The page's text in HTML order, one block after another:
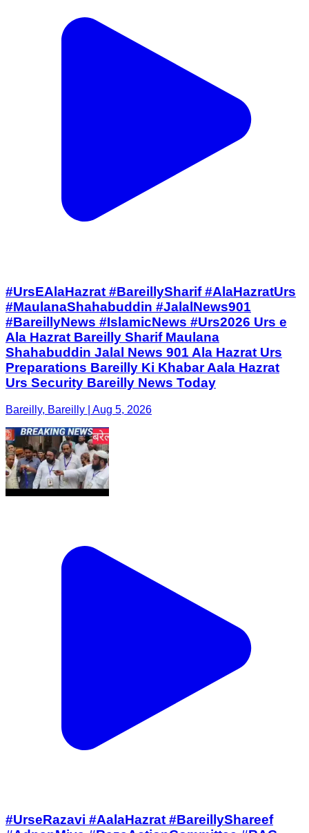
#UrsEAlaHazrat #BareillySharif #AlaHazratUrs
#MaulanaShahabuddin #JalalNews901
#BareillyNews #IslamicNews #Urs2026 Urs e
Ala Hazrat Bareilly Sharif Maulana
Shahabuddin Jalal News 901 Ala Hazrat Urs
Preparations Bareilly Ki Khabar Aala Hazrat
Urs Security Bareilly News Today
Bareilly, Bareilly | Aug 5, 2026
#UrseRazavi #AalaHazrat #BareillyShareef